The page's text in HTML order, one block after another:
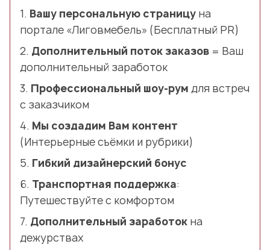
1. Вашу персональную страницу на
портале «Лиговмебель» (Бесплатный PR)
2. Дополнительный поток заказов = Ваш
дополнительный заработок
3. Профессиональный шоу-рум для встреч
с заказчиком
4. Мы создадим Вам контент
(Интерьерные съёмки и рубрики)
5. Гибкий дизайнерский бонус
6. Транспортная поддержка:
Путешествуйте с комфортом
7. Дополнительный заработок на
дежурствах